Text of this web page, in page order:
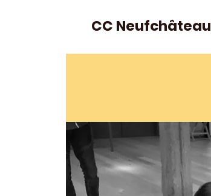
CC Neufchâteau